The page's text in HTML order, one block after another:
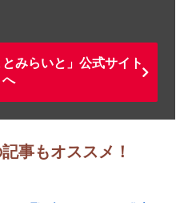
みらいと」公式サイト
へ
事もオススメ！